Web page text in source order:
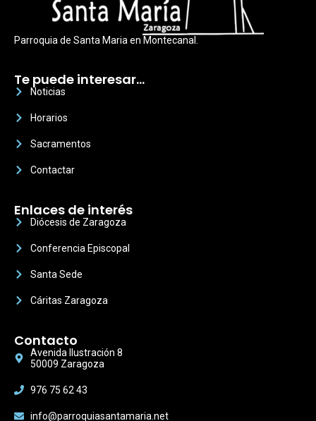
Parroquia de Santa Maria en Montecanal.
Te puede interesar…
Noticias
Horarios
Sacramentos
Contactar
Enlaces de interés
Diócesis de Zaragoza
Conferencia Episcopal
Santa Sede
Cáritas Zaragoza
Contacto
Avenida Ilustración 8
50009 Zaragoza
976 75 62 43
info@parroquiasantamaria.net